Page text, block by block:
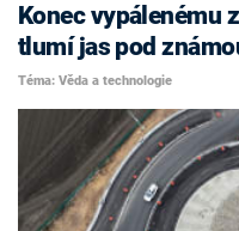
Konec vypálenému
tlumí jas pod
Téma: Věda a technologie